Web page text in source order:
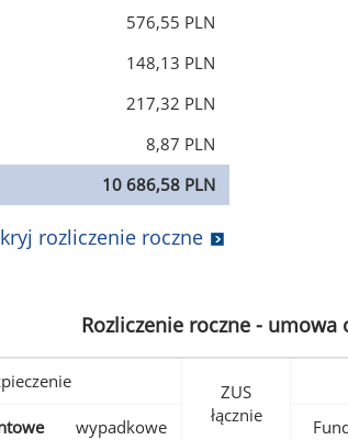
576,55 PLN
148,13 PLN
217,32 PLN
8,87 PLN
10 686,58 PLN
rozliczenie roczne
Rozliczenie roczne - umowa
ZUS
łącznie
wypadkowe